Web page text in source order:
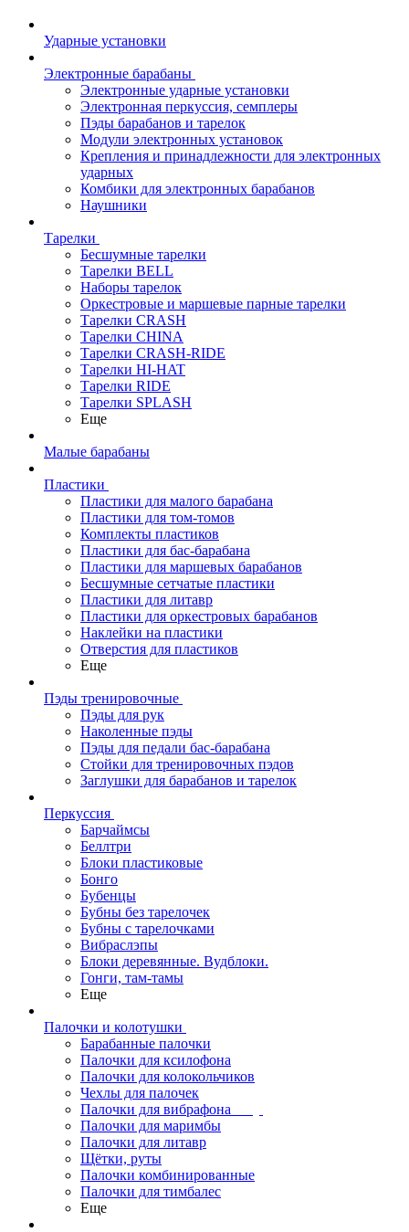
Ударные установки
Электронные барабаны
Электронные ударные установки
Электронная перкуссия, семплеры
Пэды барабанов и тарелок
Модули электронных установок
Крепления и принадлежности для электронных
ударных
Комбики для электронных барабанов
Наушники
Тарелки
Бесшумные тарелки
Тарелки BELL
Наборы тарелок
Оркестровые и маршевые парные тарелки
Тарелки CRASH
Тарелки CHINA
Тарелки CRASH-RIDE
Тарелки HI-HAT
Тарелки RIDE
Тарелки SPLASH
Еще
Малые барабаны
Пластики
Пластики для малого барабана
Пластики для том-томов
Комплекты пластиков
Пластики для бас-барабана
Пластики для маршевых барабанов
Бесшумные сетчатые пластики
Пластики для литавр
Пластики для оркестровых барабанов
Наклейки на пластики
Отверстия для пластиков
Еще
Пэды тренировочные
Пэды для рук
Наколенные пэды
Пэды для педали бас-барабана
Стойки для тренировочных пэдов
Заглушки для барабанов и тарелок
Перкуссия
Барчаймсы
Беллтри
Блоки пластиковые
Бонго
Бубенцы
Бубны без тарелочек
Бубны с тарелочками
Вибраслэпы
Блоки деревянные. Вудблоки.
Гонги, там-тамы
Еще
Палочки и колотушки
Барабанные палочки
Палочки для ксилофона
Палочки для колокольчиков
Чехлы для палочек
Палочки для вибрафона
Палочки для маримбы
Палочки для литавр
Щётки, руты
Палочки комбинированные
Палочки для тимбалес
Еще